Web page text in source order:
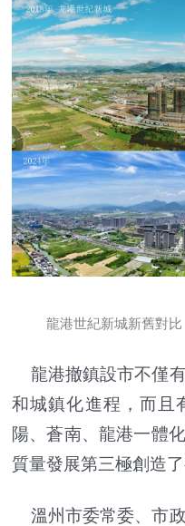
龍港世紀新城新舊對比
龍港撤鎮設市不僅
和城鎮化進程，而且
陽、蒼南、龍港一體
質量發展第三極創造了
溫州市委常委、市